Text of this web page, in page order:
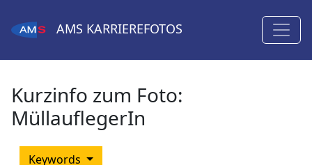
AMS KARRIEREFOTOS
Kurzinfo zum Foto:
MüllauflegerIn
Keywords